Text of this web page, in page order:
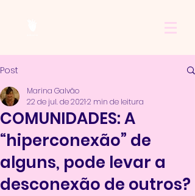
Post
COMUNIDADES: A
“hiperconexão” de
alguns, pode levar a
desconexão de outros?
Marina Galvão
22 de jul. de 20212 min de leitura